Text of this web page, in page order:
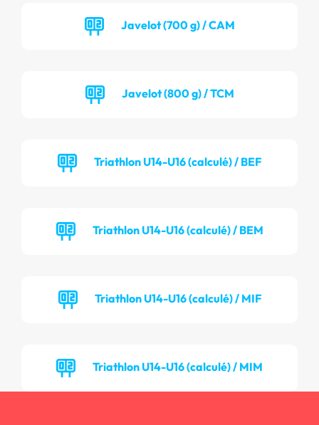
Javelot (700 g) / CAM
Javelot (800 g) / TCM
Triathlon U14-U16 (calculé) / BEF
Triathlon U14-U16 (calculé) / BEM
Triathlon U14-U16 (calculé) / MIF
Triathlon U14-U16 (calculé) / MIM